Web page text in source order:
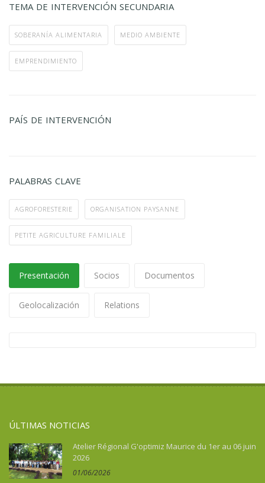
TEMA DE INTERVENCIÓN SECUNDARIA
SOBERANÍA ALIMENTARIA MEDIO AMBIENTE
EMPRENDIMIENTO
PAÍS DE INTERVENCIÓN
PALABRAS CLAVE
AGROFORESTERIE ORGANISATION PAYSANNE
PETITE AGRICULTURE FAMILIALE
Presentación Socios Documentos
Geolocalización Relations
ÚLTIMAS NOTICIAS
Atelier Régional G'optimiz Maurice du 1er au 06 juin
2026
01/06/2026